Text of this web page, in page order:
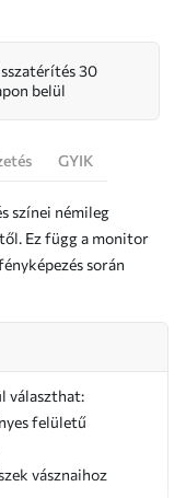
30
belül
GYIK
színei némileg
Ez függ a monitor
során
választhat:
felületű
vásznaihoz